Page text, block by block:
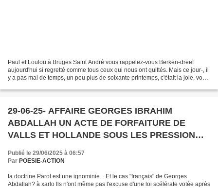
Paul et Loulou à Bruges Saint André vous rappelez-vous Berken-dreef
aujourd'hui si regretté comme tous ceux qui nous ont quittés. Mais ce jour-, il
y a pas mal de temps, un peu plus de soixante printemps, c'était la joie, vous
29-06-25- AFFAIRE GEORGES IBRAHIM
ABDALLAH UN ACTE DE FORFAITURE DE
VALLS ET HOLLANDE SOUS LES PRESSION
DES ISRAÉLO-AMERICAINS (ECRIT EN 2013 ET
HÉLAS TOUJOURS DE CRIMINELLE
ACTUALITÉ)
Publié le 29/06/2025 à 06:57
Par POESIE-ACTION
la doctrine Parot est une ignominie... Et le cas "français" de Georges
Abdallah? à xarlo Ils n'ont même pas l'excuse d'une loi scélérate votée après